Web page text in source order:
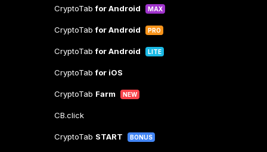
CryptoTabfor Android MAX
CryptoTabfor Android PRO
CryptoTabfor Android LITE
CryptoTabfor iOS
CryptoTab Farm NEW
CB.click
CryptoTab START BONUS